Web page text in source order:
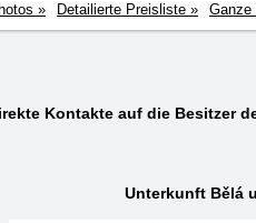
» Detailierte Preisliste » Ganze
Kontakte auf die Besitzer
Unterkunft Bělá